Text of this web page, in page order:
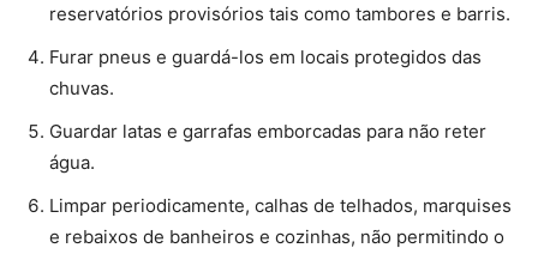
reservatórios provisórios tais como tambores e barris.
Furar pneus e guardá-los em locais protegidos das
chuvas.
Guardar latas e garrafas emborcadas para não reter
água.
Limpar periodicamente, calhas de telhados, marquises
e rebaixos de banheiros e cozinhas, não permitindo o